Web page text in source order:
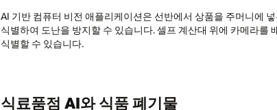
AI 기반 컴퓨터 비전 애플리케이션은 선반에서 상품을 주머니에
식별하여 도난을 방지할 수 있습니다. 셀프 계산대 위에 카메라
식별할 수 있습니다.
식료품점 AI와 식품 폐기물